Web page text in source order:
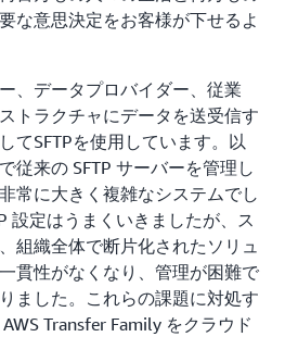
な意思決定をお客様が下せるよ
、データプロバイダー、従業
トラクチャにデータを送受信す
てSFTPを使用しています。以
従来の SFTP サーバーを管理し
常に大きく複雑なシステムでし
設定はうまくいきましたが、ス
組織全体で断片化されたソリュ
貫性がなくなり、管理が困難で
ました。これらの課題に対処す
Transfer Family をクラウド